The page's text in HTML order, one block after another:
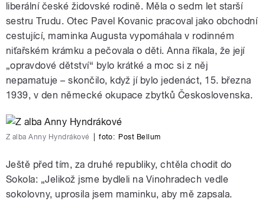
liberální české židovské rodině. Měla o sedm let starší
sestru Trudu. Otec Pavel Kovanic pracoval jako obchodní
cestující, maminka Augusta vypomáhala v rodinném
niťařském krámku a pečovala o děti. Anna říkala, že její
„opravdové dětství“ bylo krátké a moc si z něj
nepamatuje – skončilo, když jí bylo jedenáct, 15. března
1939, v den německé okupace zbytků Československa.
Z alba Anny Hyndrákové foto: Post Bellum
Ještě před tím, za druhé republiky, chtěla chodit do
Sokola: „Jelikož jsme bydleli na Vinohradech vedle
sokolovny, uprosila jsem maminku, aby mě zapsala.